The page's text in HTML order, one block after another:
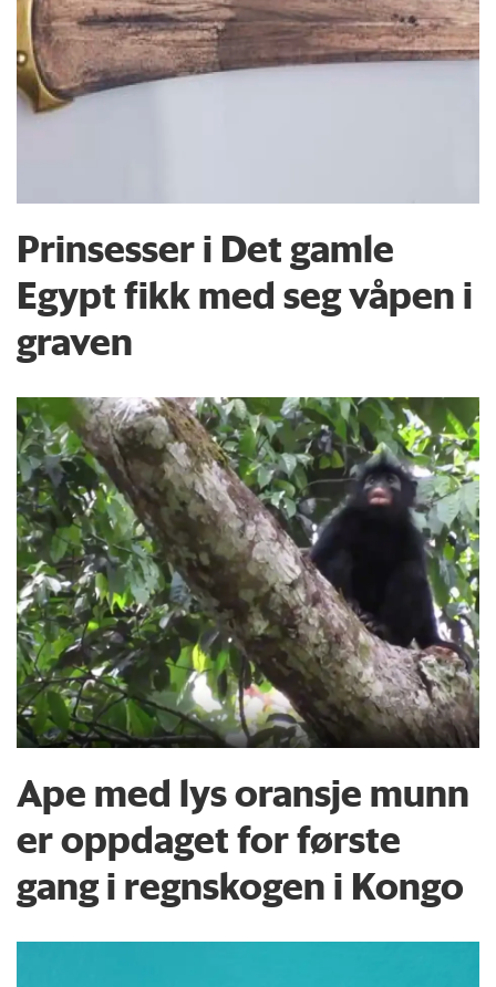
Prinsesser i Det gamle
Egypt fikk med seg våpen i
graven
Ape med lys oransje munn
er oppdaget for første
gang i regnskogen i Kongo